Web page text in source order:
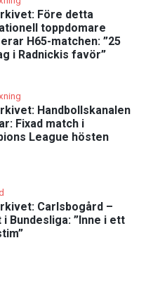
Före detta
toppdomare
H65-matchen: ”25
i Radnickis favör”
Handbollskanalen
Fixad match i
League hösten
Carlsbogård –
i Bundesliga: ”Inne i ett